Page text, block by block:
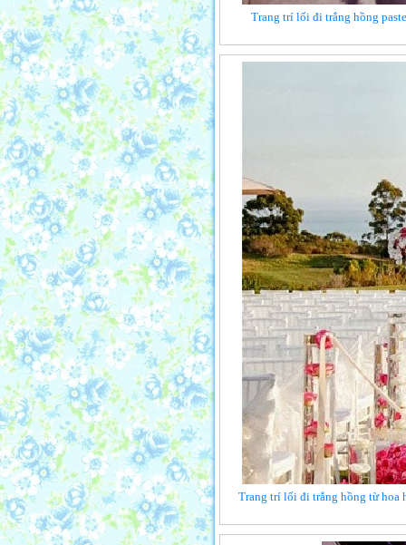
Trang trí lối đi trắng hồng
Trang trí lối đi trắng hồng từ hoa